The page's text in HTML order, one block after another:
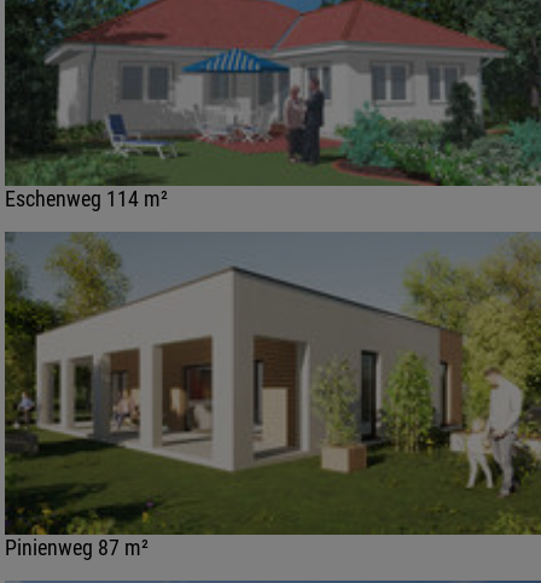
Eschenweg 114 m²
Pinienweg 87 m²